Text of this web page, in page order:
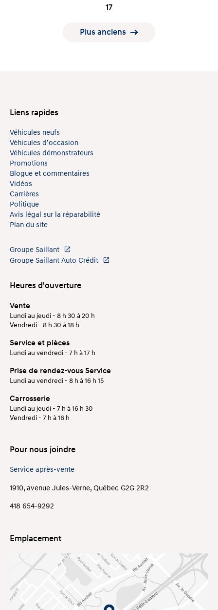
17
Plus anciens
Liens rapides
Véhicules neufs
Véhicules d’occasion
Véhicules démonstrateurs
Promotions
Blogue et commentaires
Vidéos
Carrières
Politique
Avis légal sur la réparabilité
Plan du site
Groupe Saillant
Groupe Saillant Auto Crédit
Heures d'ouverture
Vente
Lundi au jeudi - 8 h 30 à 20 h
Vendredi - 8 h 30 à 18 h
Service et pièces
Lundi au vendredi - 7 h à 17 h
Prise de rendez-vous Service
Lundi au vendredi - 8 h à 16 h 15
Carrosserie
Lundi au jeudi - 7 h à 16 h 30
Vendredi - 7 h à 16 h
Pour nous joindre
Service après-vente
1910, avenue Jules-Verne, Québec G2G 2R2
418 654-9292
Emplacement